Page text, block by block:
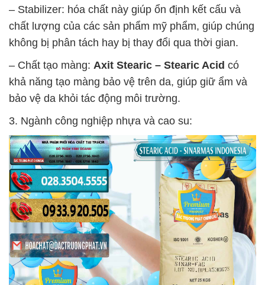
– Stabilizer: hóa chất này giúp ổn định kết cấu và
chất lượng của các sản phẩm mỹ phẩm, giúp chúng
không bị phân tách hay bị thay đổi qua thời gian.
– Chất tạo màng: Axit Stearic – Stearic Acid có
khả năng tạo màng bảo vệ trên da, giúp giữ ẩm và
bảo vệ da khỏi tác động môi trường.
3. Ngành công nghiệp nhựa và cao su: